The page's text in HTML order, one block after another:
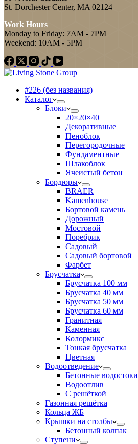
St. Dorchester Center, MA 02124
Work Hours
Monday to Friday: 7AM - 7PM
Weekend: 10AM - 5PM
#226 (без названия)
Каталог
Блоки
20×20×40
Декоративные
Пеноблок
Перегородочные
Фундаментные
Шлакоблок
Ячеистый бетон
Бордюры
BRAER
Kamenhouse
Бортовой камень
Дорожный
Мостовой
Поребрик
Садовый
Садовый бортовой
Фарбет
Брусчатка
Брусчатка 100 мм
Брусчатка 40 мм
Брусчатка 50 мм
Брусчатка 60 мм
Гранитная
Каменная
Колормикс
Тонкая брусчатка
Цветная
Водоотведение
Бетонные водостоки
Водоотлив
С решёткой
Газонная решётка
Кольца ЖБ
Крышки на столбы
Бетонный колпак
Ступени